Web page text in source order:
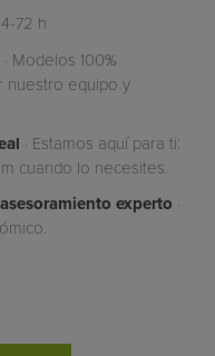
72 h
· Modelos 100%
nuestro equipo y
· Estamos aquí para ti:
cuando lo necesites.
experto ·